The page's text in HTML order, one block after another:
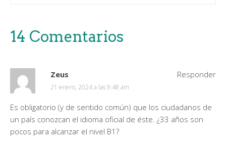
14 Comentarios
Zeus
21 enero, 2024 a las 9:48 am
Es obligatorio (y de sentido común) que los ciudadanos de
un país conozcan el idioma oficial de éste. ¿33 años son
pocos para alcanzar el nivel B1?
Responder